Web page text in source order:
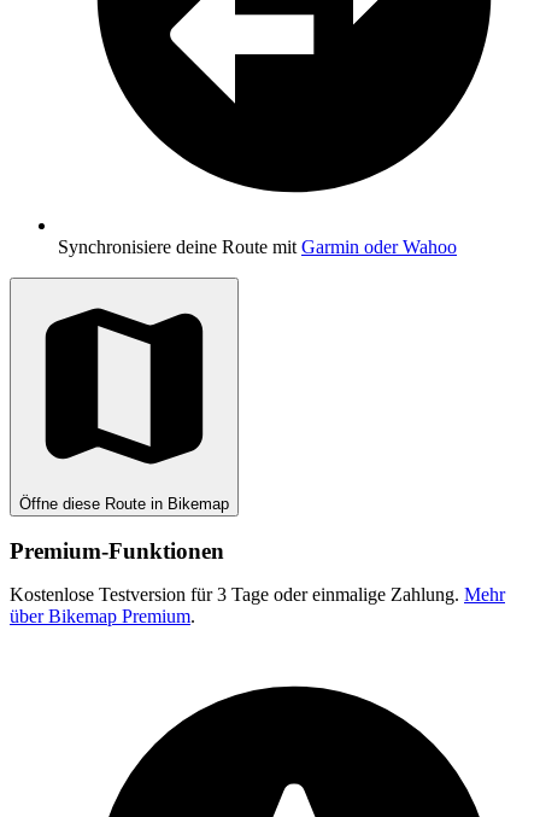
Synchronisiere deine Route mit Garmin oder Wahoo
Öffne diese Route in Bikemap
Premium-Funktionen
Kostenlose Testversion für 3 Tage oder einmalige Zahlung. Mehr
über Bikemap Premium.